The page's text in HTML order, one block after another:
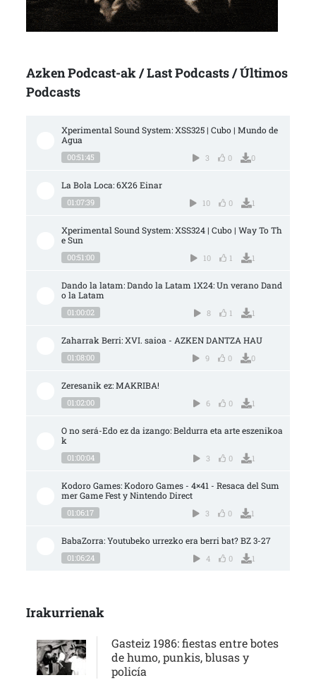
Azken Podcast-ak / Last Podcasts / Últimos
Podcasts
Xperimental Sound System: XSS325 | Cubo | Mundo de
Agua
00:51:45 3 0 0
La Bola Loca: 6X26 Einar
01:07:39 10 0 1
Xperimental Sound System: XSS324 | Cubo | Way To Th
e Sun
00:51:00 10 1 1
Dando la latam: Dando la Latam 1X24: Un verano Dand
o la Latam
01:00:02 8 1 1
Zaharrak Berri: XVI. saioa - AZKEN DANTZA HAU
01:08:00 9 0 0
Zeresanik ez: MAKRIBA!
01:02:00 6 0 1
O no será-Edo ez da izango: Beldurra eta arte eszenikoa
k
01:00:04 3 0 1
Kodoro Games: Kodoro Games - 4×41 - Resaca del Sum
mer Game Fest y Nintendo Direct
01:06:17 3 0 1
BabaZorra: Youtubeko urrezko era berri bat? BZ 3-27
01:06:24 4 0 1
Irakurrienak
Gasteiz 1986: fiestas entre botes
de humo, punkis, blusas y
policía